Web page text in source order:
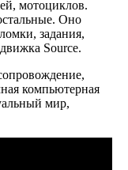
мотоциклов.
Оно
задания,
Source.
компьютерная
мир,